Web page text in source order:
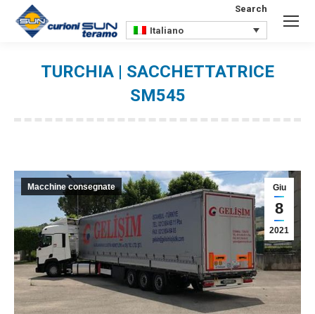
Search:
Search
Italiano
TURCHIA | SACCHETTATRICE
SM545
Giu
8
2021
Macchine consegnate